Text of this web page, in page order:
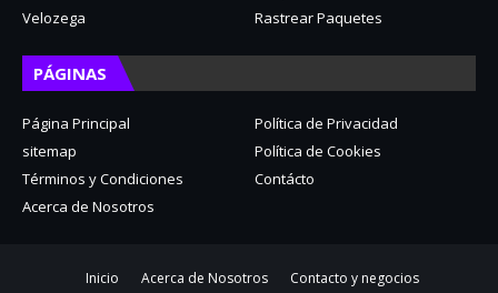
Velozega
Rastrear Paquetes
PÁGINAS
Página Principal
Política de Privacidad
sitemap
Política de Cookies
Términos y Condiciones
Contácto
Acerca de Nosotros
Inicio Acerca de Nosotros Contacto y negocios